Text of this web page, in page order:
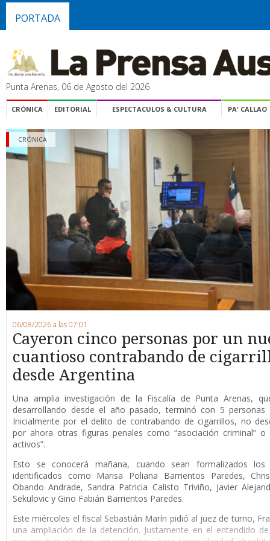
PORTADA
Punta Arenas, 06 de Agosto del 2026
CRÓNICA EDITORIAL ESPECTACULOS & CULTURA PA' CALLAO
CRÓNICA
06/08/2026 a las 07:01
Cayeron cinco personas por un
cuantioso contrabando de
desde Argentina
Una amplia investigación de la Fiscalía de Punta Arenas,
desarrollando desde el año pasado, terminó con 5 personas
Inicialmente por el delito de contrabando de cigarrillos, no
por ahora otras figuras penales como “asociación criminal” o
activos”.
Esto se conocerá mañana, cuando sean formalizados los
identificados como Marisa Poliana Barrientos Paredes,
Obando Andrade, Sandra Patricia Calisto Triviño, Javier
Sekulovic y Gino Fabián Barrientos Paredes.
Este miércoles el fiscal Sebastián Marín pidió al juez de turno,
una ampliación de la detención. Justamente en el entendido